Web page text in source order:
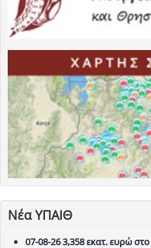
Νέα ΥΠΑΙΘ
07-08-26 3,358 εκατ. ευρώ